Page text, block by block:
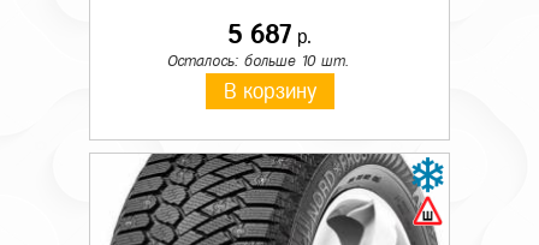
5 687 р.
Осталось: больше 10 шт.
В корзину